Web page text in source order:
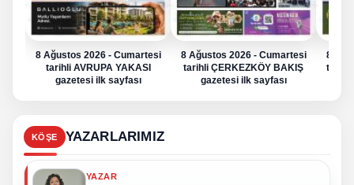
8 Ağustos 2026 - Cumartesi
tarihli AVRUPA YAKASI
gazetesi ilk sayfası
8 Ağustos 2026 - Cumartesi
tarihli ÇERKEZKÖY BAKIŞ
gazetesi ilk sayfası
8
tarihli
KÖŞE YAZARLARIMIZ
YAZAR